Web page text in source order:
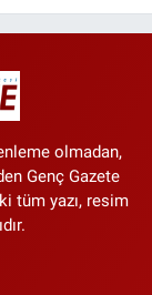
Bırakabilir
olmadan,
Genç Gazete
tüm yazı, resim